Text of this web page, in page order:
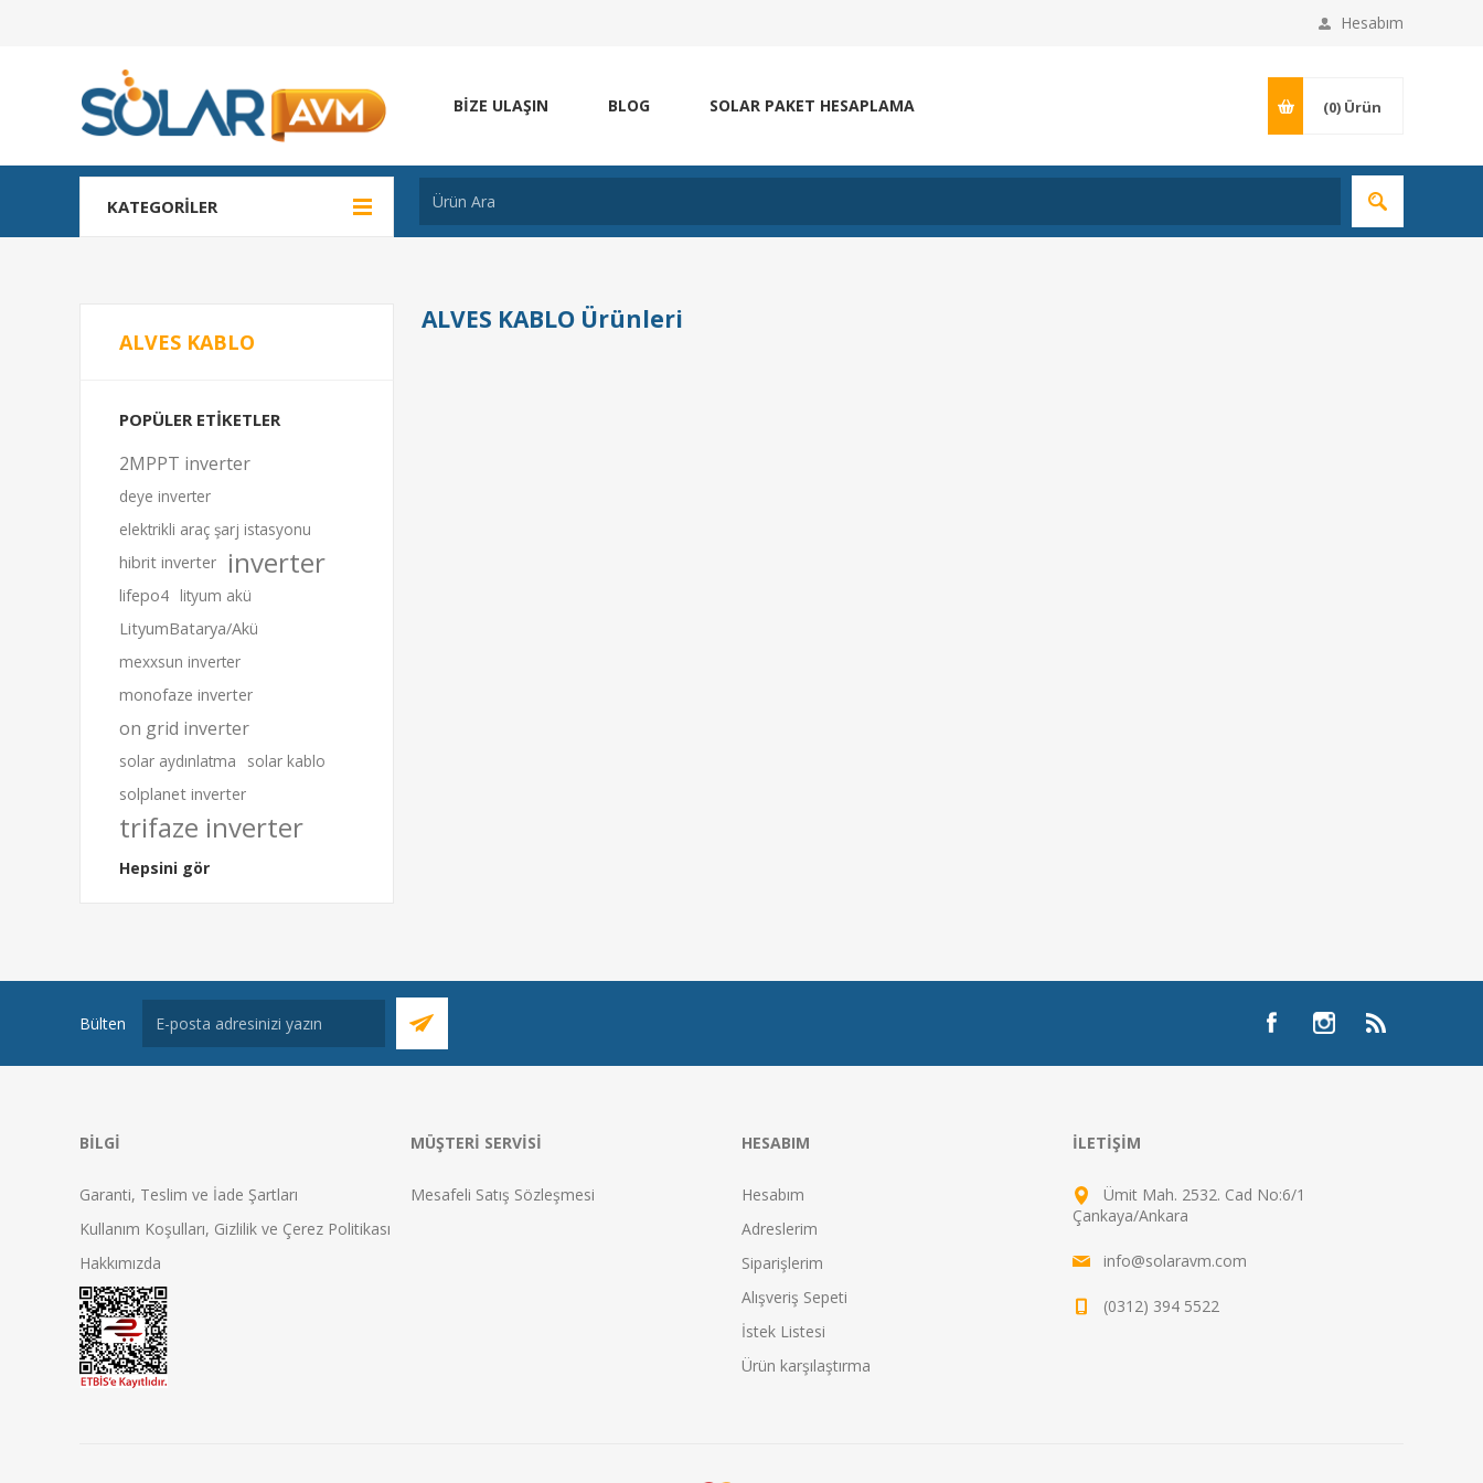
Hesabım
BIZE ULAŞIN BLOG SOLAR PAKET HESAPLAMA (0) Ürün
KATEGORILER
ALVES KABLO Ürünleri
ALVES KABLO
POPÜLER ETIKETLER
2MPPT inverter
deye inverter
elektrikli araç şarj istasyonu
hibrit inverter
inverter
lifepo4 lityum akü
LityumBatarya/Akü
mexxsun inverter
monofaze inverter
on grid inverter
solar aydınlatma
solar kablo
solplanet inverter
trifaze inverter
Hepsini gör
Bülten
BILGI
Garanti, Teslim ve İade Şartları
Kullanım Koşulları, Gizlilik ve Çerez Politikası
Hakkımızda
MÜŞTERI SERVISI
Mesafeli Satış Sözleşmesi
HESABIM
Hesabım
Adreslerim
Siparişlerim
Alışveriş Sepeti
İstek Listesi
Ürün karşılaştırma
İLETIŞIM
Ümit Mah. 2532. Cad No:6/1
Çankaya/Ankara
info@solaravm.com
(0312) 394 5522